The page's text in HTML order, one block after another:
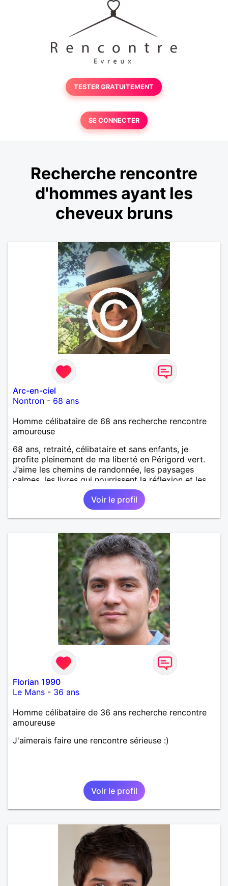
TESTER GRATUITEMENT
SE CONNECTER
Recherche rencontre
d'hommes ayant les
cheveux bruns
Arc-en-ciel
Nontron - 68 ans
Homme célibataire de 68 ans recherche rencontre
amoureuse
68 ans, retraité, célibataire et sans enfants, je
profite pleinement de ma liberté en Périgord vert.
J’aime les chemins de randonnée, les paysages
calmes, les livres qui nourrissent la réflexion et les
échanges humains qui ont du sens. Je ne cherche
pas une histoire compliquée, mais une relation vraie,
faite de complicité, de rires, de sorties simples et
de moments partagés sans pression. La curiosité et
Voir le profil
Florian 1990
Le Mans - 36 ans
Homme célibataire de 36 ans recherche rencontre
amoureuse
J'aimerais faire une rencontre sérieuse :)
Voir le profil